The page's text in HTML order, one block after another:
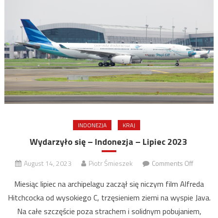
roku.
INDONEZJA KRAJ
Wydarzyło się – Indonezja – Lipiec 2023
August 14, 2023 Piotr Śmieszek Comments Offon
się
–
Miesiąc lipiec na archipelagu zaczął się niczym film Alfreda
Hitchcocka od wysokiego C, trzęsieniem ziemi na wyspie Java.
Na całe szczęście poza strachem i solidnym pobujaniem,